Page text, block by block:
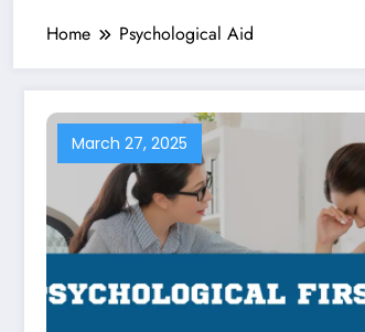
Home Psychological Aid
March 27, 2025